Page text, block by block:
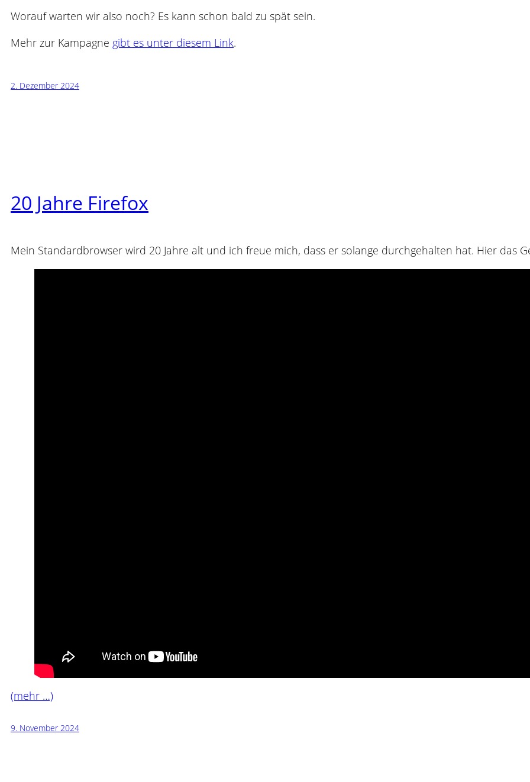
Worauf warten wir also noch? Es kann schon bald zu spät sein.
Mehr zur Kampagne gibt es unter diesem Link.
2. Dezember 2024
20 Jahre Firefox
Mein Standardbrowser wird 20 Jahre alt und ich freue mich, dass er solange durchgehalten hat. Hier das
(mehr …)
9. November 2024